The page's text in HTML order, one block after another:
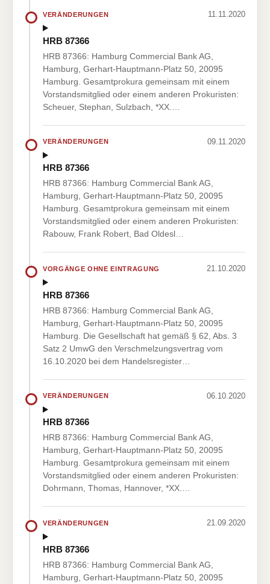
VERÄNDERUNGEN 11.11.2020
HRB 87366
HRB 87366: Hamburg Commercial Bank AG,
Hamburg, Gerhart-Hauptmann-Platz 50, 20095
Hamburg. Gesamtprokura gemeinsam mit einem
Vorstandsmitglied oder einem anderen Prokuristen:
Scheuer, Stephan, Sulzbach, *XX.…
VERÄNDERUNGEN 09.11.2020
HRB 87366
HRB 87366: Hamburg Commercial Bank AG,
Hamburg, Gerhart-Hauptmann-Platz 50, 20095
Hamburg. Gesamtprokura gemeinsam mit einem
Vorstandsmitglied oder einem anderen Prokuristen:
Rabouw, Frank Robert, Bad Oldesl…
VORGÄNGE OHNE EINTRAGUNG 21.10.2020
HRB 87366
HRB 87366: Hamburg Commercial Bank AG,
Hamburg, Gerhart-Hauptmann-Platz 50, 20095
Hamburg. Die Gesellschaft hat gemäß § 62, Abs. 3
Satz 2 UmwG den Verschmelzungsvertrag vom
16.10.2020 bei dem Handelsregister…
VERÄNDERUNGEN 06.10.2020
HRB 87366
HRB 87366: Hamburg Commercial Bank AG,
Hamburg, Gerhart-Hauptmann-Platz 50, 20095
Hamburg. Gesamtprokura gemeinsam mit einem
Vorstandsmitglied oder einem anderen Prokuristen:
Dohrmann, Thomas, Hannover, *XX.…
VERÄNDERUNGEN 21.09.2020
HRB 87366
HRB 87366: Hamburg Commercial Bank AG,
Hamburg, Gerhart-Hauptmann-Platz 50, 20095